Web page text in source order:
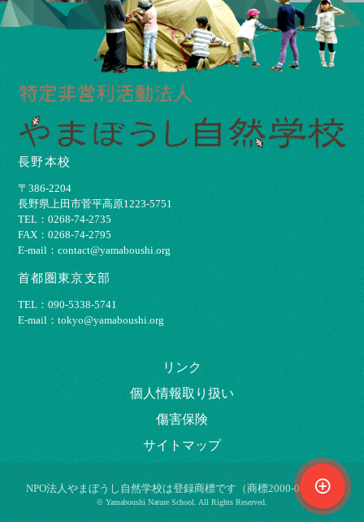
長野本校
〒386-2204
⻑野県上⽥市菅平⾼原1223-5751
TEL：0268-74-2735
FAX：0268-74-2795
E-mail：contact@yamaboushi.org
首都圏東京支部
TEL：090-5338-5741
E-mail：tokyo@yamaboushi.org
リンク
個⼈情報取り扱い
傷害保険
サイトマップ
NPO法⼈やまぼうし⾃然学校は登録商標です（商標2000-009695）
© Yamaboushi Nature School. All Rights Reserved.
control_point